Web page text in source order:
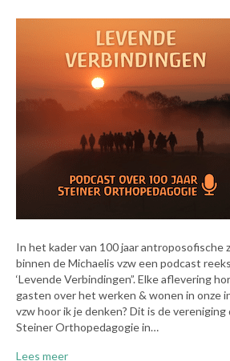
In het kader van 100 jaar antroposofische
binnen de Michaelis vzw een podcast
‘Levende Verbindingen”. Elke aflevering
gasten over het werken & wonen in onze
vzw hoor ik je denken? Dit is de
Steiner Orthopedagogie in…
Lees meer